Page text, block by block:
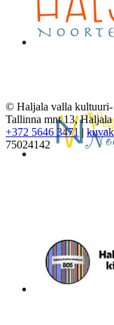
© Haljala valla kultuuri-
Tallinna mnt 13, Haljala
+372 5646 3471 |
75024142